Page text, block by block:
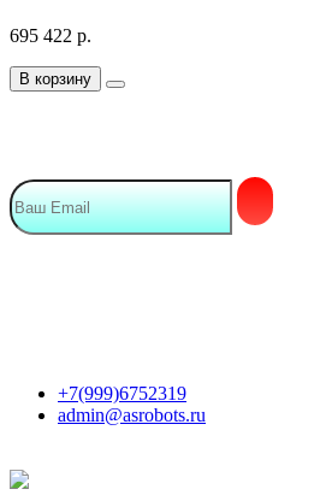
695 422 р.
В корзину
+7(999)6752319
admin@asrobots.ru